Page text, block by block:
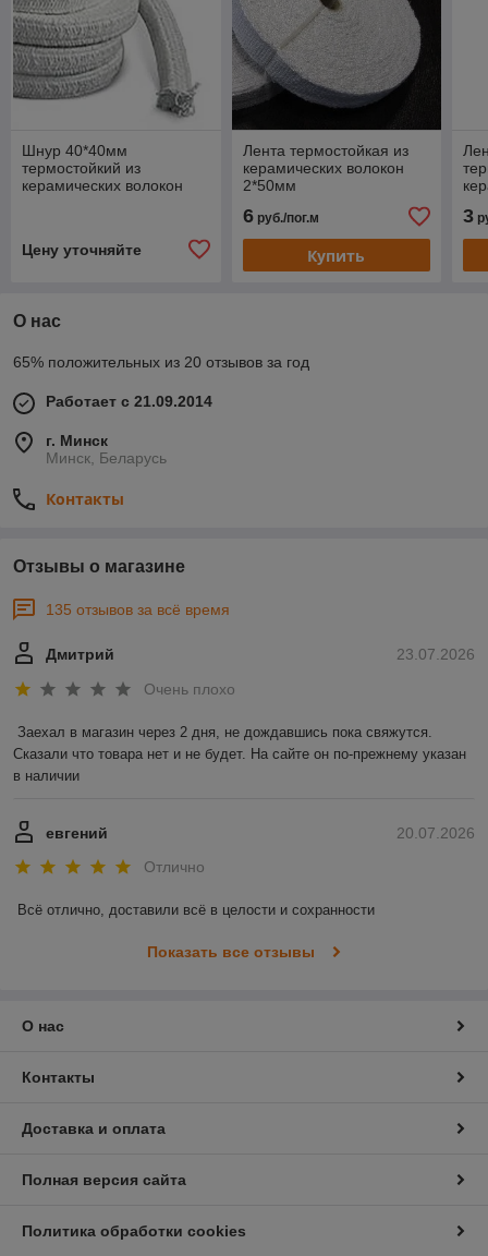
Шнур 40*40мм
термостойкий из
керамических волокон
Цену уточняйте
Лента термостойкая из
керамических волокон
2*50мм
6руб./пог.м
Купить
3
О нас
65% положительных из 20 отзывов за год
Работает с 21.09.2014
г. Минск
Минск, Беларусь
Контакты
Отзывы о магазине
135 отзывов за всё время
23.07.2026
Дмитрий
Очень плохо
Заехал в магазин через 2 дня, не дождавшись пока свяжутся.
Сказали что товара нет и не будет. На сайте он по-прежнему указан
в наличии
20.07.2026
евгений
Отлично
Всё отлично, доставили всё в целости и сохранности
Показать все отзывы
О нас
Контакты
Доставка и оплата
Полная версия сайта
Политика обработки cookies